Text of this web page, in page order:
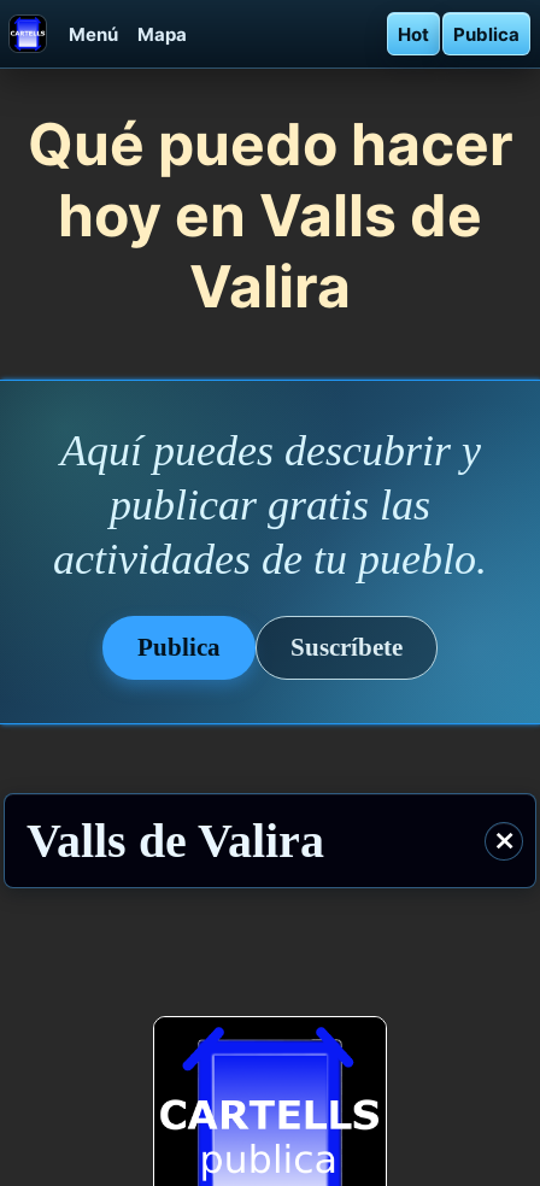
Menú Mapa Hot Publica
Qué puedo hacer
hoy en Valls de
Valira
Aquí puedes descubrir y
publicar gratis las
actividades de tu pueblo.
Publica Suscríbete
Valls de Valira ⨯